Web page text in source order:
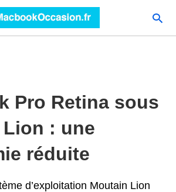
Pro Retina sous
: une
réduite
d’exploitation Moutain Lion